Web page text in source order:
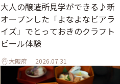
大人の醸造所見学ができる♪新
オープンした「よなよなビアラ
イズ」でとっておきのクラフト
ビール体験
大阪府 2026.07.31